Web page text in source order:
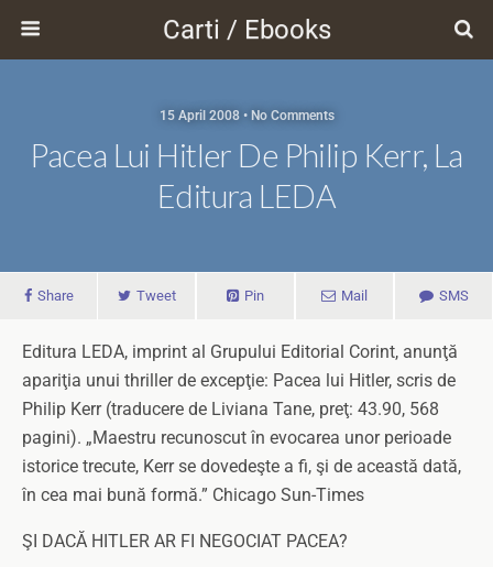
Carti / Ebooks
15 April 2008 • No Comments
Pacea Lui Hitler De Philip Kerr, La
Editura LEDA
Share Tweet Pin Mail SMS
Editura LEDA, imprint al Grupului Editorial Corint, anunţă
apariţia unui thriller de excepţie: Pacea lui Hitler, scris de
Philip Kerr (traducere de Liviana Tane, preţ: 43.90, 568
pagini). „Maestru recunoscut în evocarea unor perioade
istorice trecute, Kerr se dovedeşte a fi, şi de această dată,
în cea mai bună formă.” Chicago Sun-Times
ŞI DACĂ HITLER AR FI NEGOCIAT PACEA?